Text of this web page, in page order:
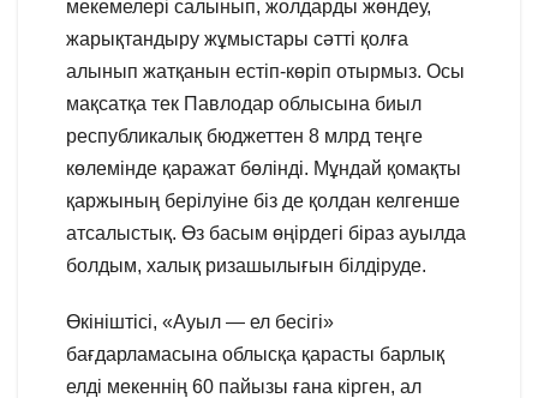
мекемелері салынып, жолдарды жөндеу,
жарықтандыру жұмыстары сәтті қолға
алынып жатқанын естіп-көріп отырмыз. Осы
мақсатқа тек Павлодар облысына биыл
республикалық бюджеттен 8 млрд теңге
көлемінде қаражат бөлінді. Мұндай қомақты
қаржының берілуіне біз де қолдан келгенше
атсалыстық. Өз басым өңірдегі біраз ауылда
болдым, халық ризашылығын білдіруде.
Өкініштісі, «Ауыл — ел бесігі»
бағдарламасына облысқа қарасты барлық
елді мекеннің 60 пайызы ғана кірген, ал